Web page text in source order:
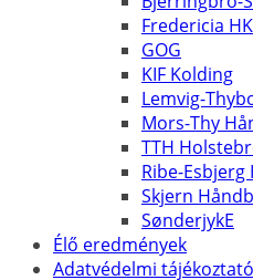
Fredericia HK
GOG
KIF Kolding
Lemvig-
Mors-Thy
TTH
Ribe-Esbjerg
Skjern
SønderjykE
Élő eredmények
Adatvédelmi tájékoztató